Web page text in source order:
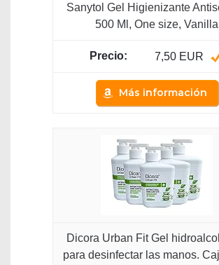
Sanytol Gel Higienizante
500 Ml, One size, Vanilla
7,50 EUR
Más información
Dicora Urban Fit Gel
para desinfectar las manos.